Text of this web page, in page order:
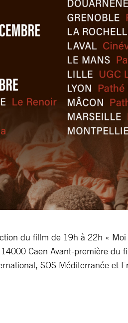
du fillm de 19h à 22h «
Caen Avant-première du
SOS Méditerranée et